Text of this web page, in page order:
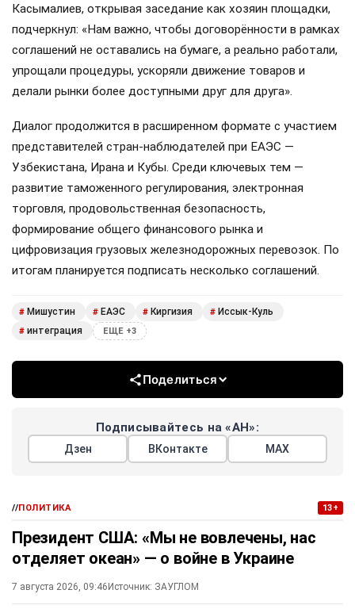
Касымалиев, открывая заседание как хозяин площадки,
подчеркнул: «Нам важно, чтобы договорённости в рамках
соглашений не оставались на бумаге, а реально работали,
упрощали процедуры, ускоряли движение товаров и
делали рынки более доступными друг для друга».
Диалог продолжится в расширенном формате с участием
представителей стран-наблюдателей при ЕАЭС —
Узбекистана, Ирана и Кубы. Среди ключевых тем —
развитие таможенного регулирования, электронная
торговля, продовольственная безопасность,
формирование общего финансового рынка и
цифровизация грузовых железнодорожных перевозок. По
итогам планируется подписать несколько соглашений.
# Мишустин # ЕАЭС # Киргизия # Иссык-Куль
# интеграция ЕЩЕ +3
Поделиться
Подписывайтесь на «АН»:
Дзен ВКонтакте МАХ
//ПОЛИТИКА 13+
Президент США: «Мы не вовлечены, нас
отделяет океан» — о войне в Украине
7 августа 2026, 09:46 Источник: ЗАУГЛОМ